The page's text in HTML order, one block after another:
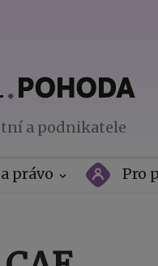
a podnikatele
právo Pro